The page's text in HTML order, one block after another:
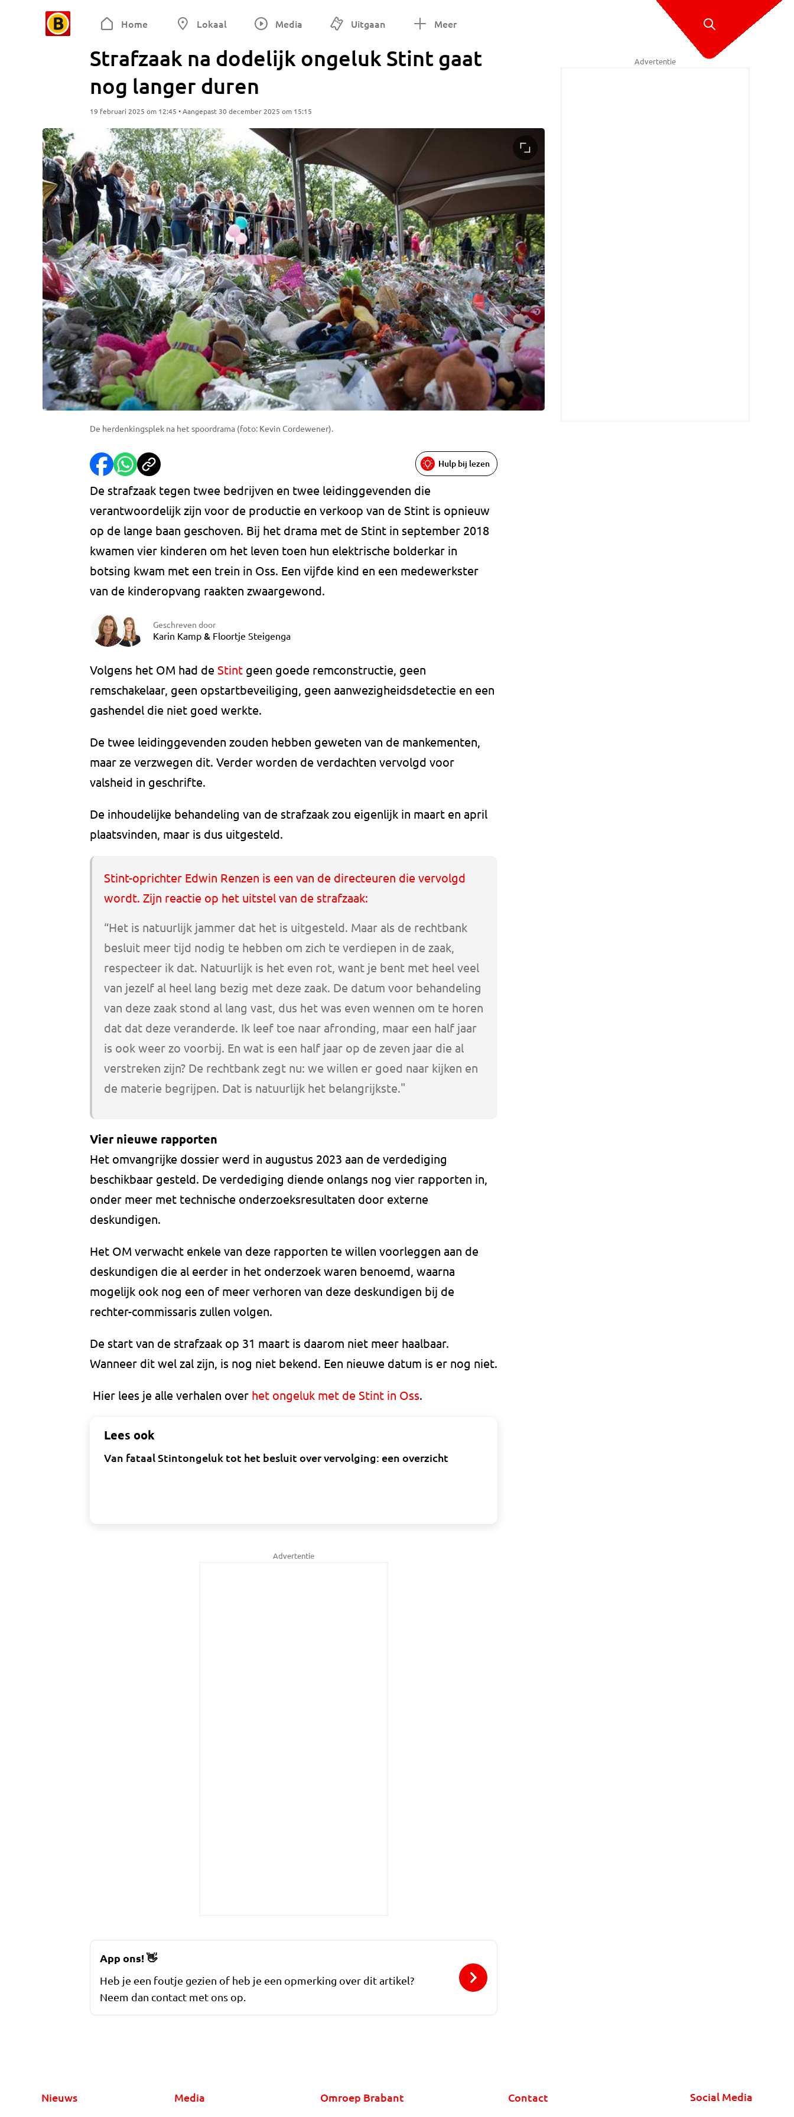
Home Lokaal Media Uitgaan Meer
Strafzaak na dodelijk ongeluk Stint gaat
nog langer duren
19 februari 2025 om 12:45 • Aangepast 30 december 2025 om 15:15
De herdenkingsplek na het spoordrama (foto: Kevin Cordewener).
Hulp bij lezen
De strafzaak tegen twee bedrijven en twee leidinggevenden die
verantwoordelijk zijn voor de productie en verkoop van de Stint is opnieuw
op de lange baan geschoven. Bij het drama met de Stint in september 2018
kwamen vier kinderen om het leven toen hun elektrische bolderkar in
botsing kwam met een trein in Oss. Een vijfde kind en een medewerkster
van de kinderopvang raakten zwaargewond.
Geschreven door
Karin Kamp & Floortje Steigenga
Volgens het OM had de Stint geen goede remconstructie, geen
remschakelaar, geen opstartbeveiliging, geen aanwezigheidsdetectie en een
gashendel die niet goed werkte.
De twee leidinggevenden zouden hebben geweten van de mankementen,
maar ze verzwegen dit. Verder worden de verdachten vervolgd voor
valsheid in geschrifte.
De inhoudelijke behandeling van de strafzaak zou eigenlijk in maart en april
plaatsvinden, maar is dus uitgesteld.
Stint-oprichter Edwin Renzen is een van de directeuren die vervolgd
wordt. Zijn reactie op het uitstel van de strafzaak:
“Het is natuurlijk jammer dat het is uitgesteld. Maar als de rechtbank
besluit meer tijd nodig te hebben om zich te verdiepen in de zaak,
respecteer ik dat. Natuurlijk is het even rot, want je bent met heel veel
van jezelf al heel lang bezig met deze zaak. De datum voor behandeling
van deze zaak stond al lang vast, dus het was even wennen om te horen
dat dat deze veranderde. Ik leef toe naar afronding, maar een half jaar
is ook weer zo voorbij. En wat is een half jaar op de zeven jaar die al
verstreken zijn? De rechtbank zegt nu: we willen er goed naar kijken en
de materie begrijpen. Dat is natuurlijk het belangrijkste."
Vier nieuwe rapporten
Het omvangrijke dossier werd in augustus 2023 aan de verdediging
beschikbaar gesteld. De verdediging diende onlangs nog vier rapporten in,
onder meer met technische onderzoeksresultaten door externe
deskundigen.
Het OM verwacht enkele van deze rapporten te willen voorleggen aan de
deskundigen die al eerder in het onderzoek waren benoemd, waarna
mogelijk ook nog een of meer verhoren van deze deskundigen bij de
rechter-commissaris zullen volgen.
De start van de strafzaak op 31 maart is daarom niet meer haalbaar.
Wanneer dit wel zal zijn, is nog niet bekend. Een nieuwe datum is er nog niet.
Hier lees je alle verhalen over het ongeluk met de Stint in Oss.
Lees ook
Van fataal Stintongeluk tot het besluit over vervolging: een overzicht
Advertentie
Advertentie
App ons!👋
Heb je een foutje gezien of heb je een opmerking over dit artikel?
Neem dan contact met ons op.
Nieuws Media Omroep Brabant Contact Social Media